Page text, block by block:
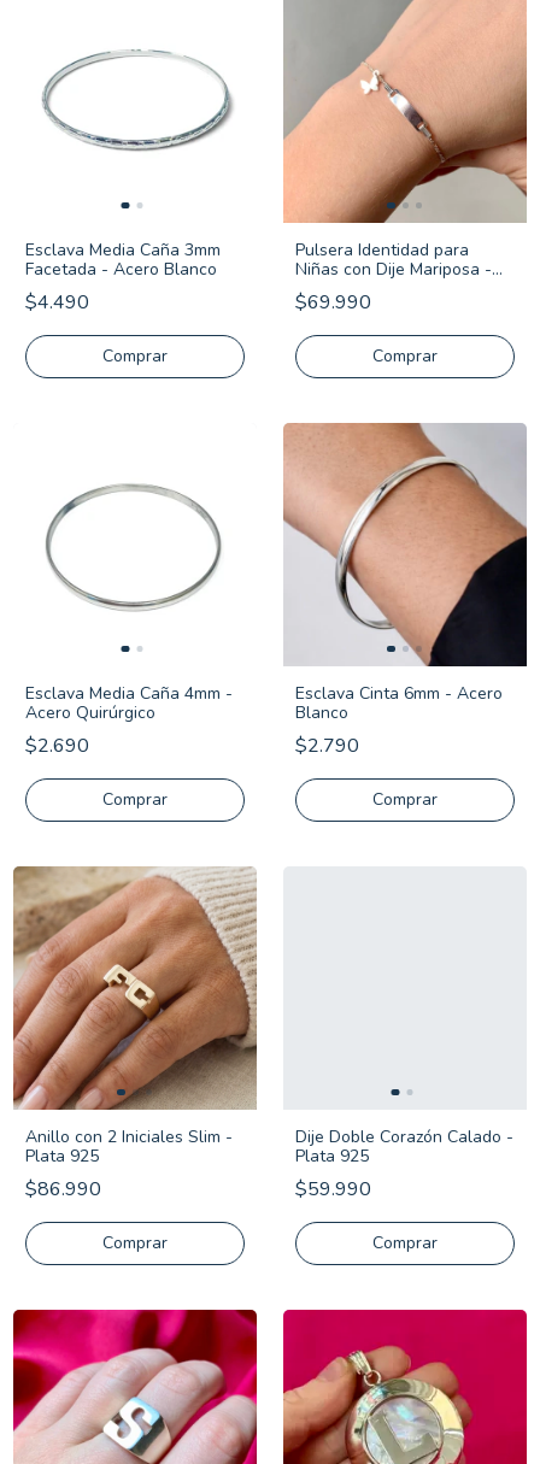
Esclava Media Caña 3mm
Facetada - Acero Blanco
$4.490
Comprar
Pulsera Identidad para
Niñas con Dije Mariposa -
Plata Italiana 925
$69.990
Comprar
Esclava Media Caña 4mm -
Acero Quirúrgico
$2.690
Comprar
Esclava Cinta 6mm - Acero
Blanco
$2.790
Comprar
Anillo con 2 Iniciales Slim -
Plata 925
$86.990
Comprar
Dije Doble Corazón Calado -
Plata 925
$59.990